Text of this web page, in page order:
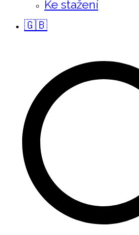
Ke stažení
🇬🇧